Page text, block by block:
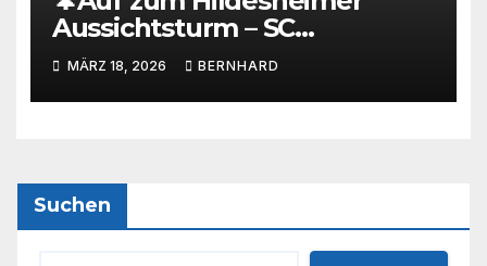
Aussichtsturm – SC
Barienrode lädt zur
Wanderung! 🌲
MÄRZ 18, 2026 BERNHARD
Suchen